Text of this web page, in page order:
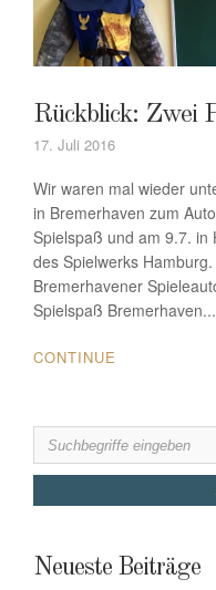
Rückblick: Zwei
17. Juli 2016
Wir waren mal wieder
in Bremerhaven zum
Spielspaß und am 9.7. in
des Spielwerks
Bremerhavener
Spielspaß Bremerhaven...
CONTINUE
Search
for:
Neueste Beiträge